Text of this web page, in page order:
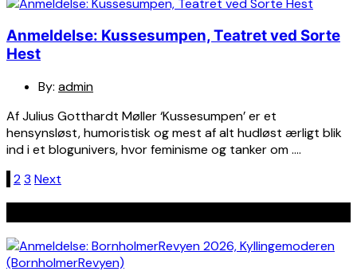
Anmeldelse: Kussesumpen, Teatret ved Sorte
Hest
By: admin
Af Julius Gotthardt Møller ‘Kussesumpen’ er et
hensynsløst, humoristisk og mest af alt hudløst ærligt blik
ind i et blogunivers, hvor feminisme og tanker om ….
Indlægsinddeling
23 Next